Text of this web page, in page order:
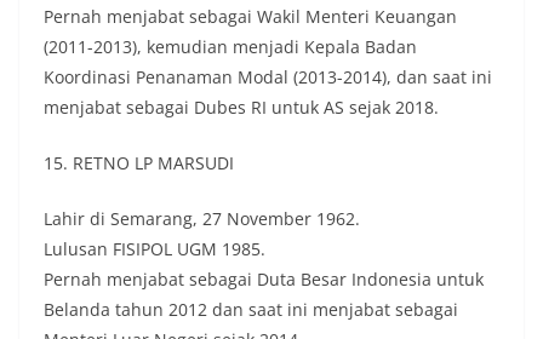
Pernah menjabat sebagai Wakil Menteri Keuangan
(2011-2013), kemudian menjadi Kepala Badan
Koordinasi Penanaman Modal (2013-2014), dan saat ini
menjabat sebagai Dubes RI untuk AS sejak 2018.
15. RETNO LP MARSUDI
Lahir di Semarang, 27 November 1962.
Lulusan FISIPOL UGM 1985.
Pernah menjabat sebagai Duta Besar Indonesia untuk
Belanda tahun 2012 dan saat ini menjabat sebagai